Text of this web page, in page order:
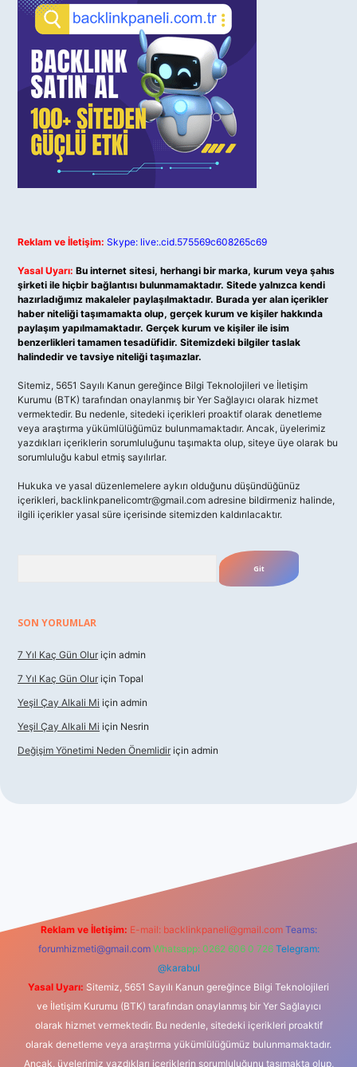
Reklam ve İletişim: Skype: live:.cid.575569c608265c69
Yasal Uyarı: Bu internet sitesi, herhangi bir marka, kurum veya şahıs
şirketi ile hiçbir bağlantısı bulunmamaktadır. Sitede yalnızca kendi
hazırladığımız makaleler paylaşılmaktadır. Burada yer alan içerikler
haber niteliği taşımamakta olup, gerçek kurum ve kişiler hakkında
paylaşım yapılmamaktadır. Gerçek kurum ve kişiler ile isim
benzerlikleri tamamen tesadüfidir. Sitemizdeki bilgiler taslak
halindedir ve tavsiye niteliği taşımazlar.
Sitemiz, 5651 Sayılı Kanun gereğince Bilgi Teknolojileri ve İletişim
Kurumu (BTK) tarafından onaylanmış bir Yer Sağlayıcı olarak hizmet
vermektedir. Bu nedenle, sitedeki içerikleri proaktif olarak denetleme
veya araştırma yükümlülüğümüz bulunmamaktadır. Ancak, üyelerimiz
yazdıkları içeriklerin sorumluluğunu taşımakta olup, siteye üye olarak bu
sorumluluğu kabul etmiş sayılırlar.
Hukuka ve yasal düzenlemelere aykırı olduğunu düşündüğünüz
içerikleri, backlinkpanelicomtr@gmail.com adresine bildirmeniz halinde,
ilgili içerikler yasal süre içerisinde sitemizden kaldırılacaktır.
SON YORUMLAR
7 Yıl Kaç Gün Olur için admin
7 Yıl Kaç Gün Olur için Topal
Yeşil Çay Alkali Mi için admin
Yeşil Çay Alkali Mi için Nesrin
Değişim Yönetimi Neden Önemlidir için admin
Reklam ve İletişim: E-mail: backlinkpaneli@gmail.com Teams:
forumhizmeti@gmail.com Whatsapp: 0262 606 0 726 Telegram:
@karabul
Yasal Uyarı: Sitemiz, 5651 Sayılı Kanun gereğince Bilgi Teknolojileri
ve İletişim Kurumu (BTK) tarafından onaylanmış bir Yer Sağlayıcı
olarak hizmet vermektedir. Bu nedenle, sitedeki içerikleri proaktif
olarak denetleme veya araştırma yükümlülüğümüz bulunmamaktadır.
Ancak, üyelerimiz yazdıkları içeriklerin sorumluluğunu taşımakta olup,